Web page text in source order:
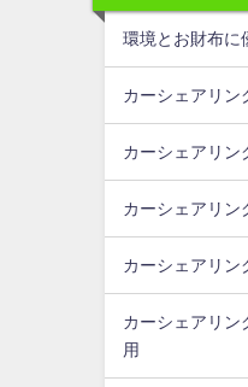
環境とお財布に
カーシェアリン
カーシェアリン
カーシェアリン
カーシェアリン
カーシェアリン
用